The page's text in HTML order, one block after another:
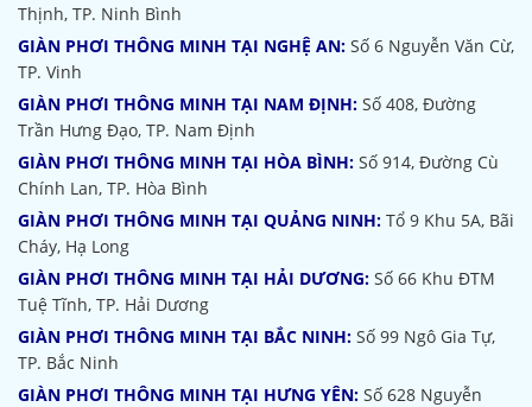
Thịnh, TP. Ninh Bình
GIÀN PHƠI THÔNG MINH TẠI NGHỆ AN: Số 6 Nguyễn Văn Cừ,
TP. Vinh
GIÀN PHƠI THÔNG MINH TẠI NAM ĐỊNH: Số 408, Đường
Trần Hưng Đạo, TP. Nam Định
GIÀN PHƠI THÔNG MINH TẠI HÒA BÌNH: Số 914, Đường Cù
Chính Lan, TP. Hòa Bình
GIÀN PHƠI THÔNG MINH TẠI QUẢNG NINH: Tổ 9 Khu 5A, Bãi
Cháy, Hạ Long
GIÀN PHƠI THÔNG MINH TẠI HẢI DƯƠNG: Số 66 Khu ĐTM
Tuệ Tĩnh, TP. Hải Dương
GIÀN PHƠI THÔNG MINH TẠI BẮC NINH: Số 99 Ngô Gia Tự,
TP. Bắc Ninh
GIÀN PHƠI THÔNG MINH TẠI HƯNG YÊN: Số 628 Nguyễn